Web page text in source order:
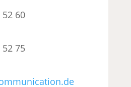
52 60
52 75